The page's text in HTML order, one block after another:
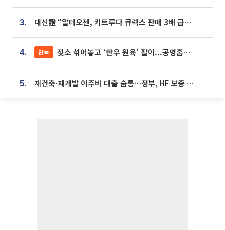
3. 대신證 “알테오젠, 키트루다 큐렉스 판매 3배 급증…목표가 41만원 상향”
4. 단독 젖소 섞어놓고 ‘한우 원육’ 팔이...공영홈쇼핑 표기·검증 구멍
5. 재건축·재개발 이주비 대출 숨통…정부, HF 보증 신설 추진